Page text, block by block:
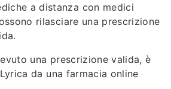
a distanza con medici
rilasciare una prescrizione
una prescrizione valida, è
da una farmacia online